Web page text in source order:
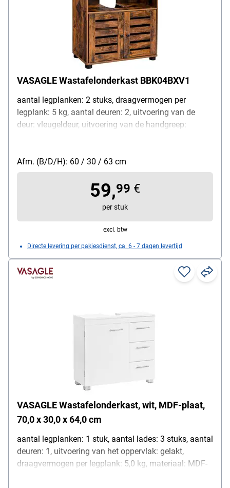
VASAGLE Wastafelonderkast BBK04BXV1
aantal legplanken: 2 stuks, draagvermogen per
legplank: 5 kg, aantal deuren: 2, uitvoering van de
deur: vleugeldeur, uitvoering van de handgreep:
statische draagkracht: 20 kg / afmetingen opening
voor sifon: 20,0 x 15,0 cm / 1 legplank in hoogte
verstelbaar / open opbergvak boven het kastgedeelte
(hoogte 13 cm) / houtlook / aan de wand te
bevestigen met de meegeleverde kantelbeveiliging,
Materiaal van de kast: MDF-plaat, Uitvoering van het
14,2 kg, Leveringsomvang: wastafel /
kantelbeveiliging
Afm. (B/D/H): 60 / 30 / 63 cm
59,99 €
per stuk
excl. btw
Directe levering per pakjesdienst, ca. 6 - 7 dagen levertijd
VASAGLE Wastafelonderkast, wit, MDF-plaat,
70,0 x 30,0 x 64,0 cm
aantal legplanken: 1 stuk, aantal lades: 3 stuks, aantal
deuren: 1, uitvoering van het oppervlak: gelakt,
draagvermogen per legplank: 5,0 kg, materiaal: MDF-